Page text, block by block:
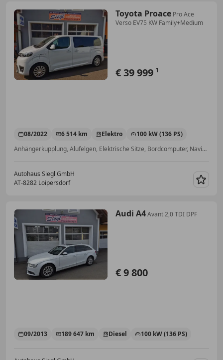
Toyota Proace Pro Ace
Verso EV75 KW Family+Medium
€ 39 999 1
08/2022 6 514 km Elektro
100 kW (136 PS)
Anhängerkupplung, Alufelgen, Elektrische Sitze, Bordcomputer, Navigationssystem, Radio, Klimaautomatik, Servolenkung
Autohaus Siegl GmbH
AT-8282 Loipersdorf
Audi A4Avant 2,0 TDI DPF
€ 9 800
09/2013 189 647 km Diesel 100 kW (136 PS)